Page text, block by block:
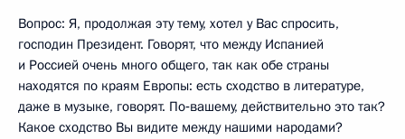
Вопрос: Я, продолжая эту тему, хотел у Вас спросить,
господин Президент. Говорят, что между Испанией
и Россией очень много общего, так как обе страны
находятся по краям Европы: есть сходство в литературе,
даже в музыке, говорят. По‑вашему, действительно это так?
Какое сходство Вы видите между нашими народами?